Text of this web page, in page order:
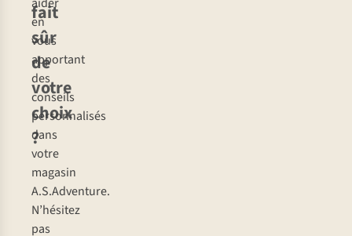
fait
sûr
de
votre
choix
?
en
vous
apportant
des
conseils
personnalisés
dans
votre
magasin
A.S.Adventure.
N’hésitez
pas